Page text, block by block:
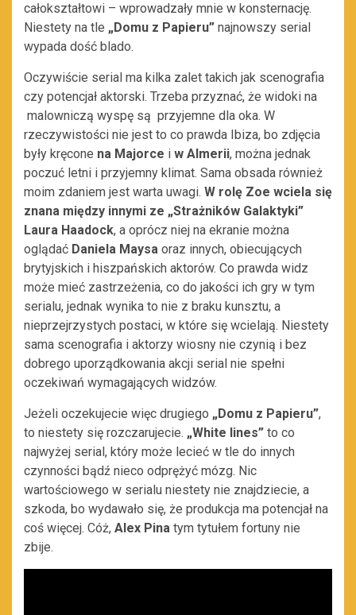
całokształtowi – wprowadzały mnie w konsternację.
Niestety na tle „Domu z Papieru” najnowszy serial
wypada dość blado.
Oczywiście serial ma kilka zalet takich jak scenografia
czy potencjał aktorski. Trzeba przyznać, że widoki na
malowniczą wyspę są przyjemne dla oka. W
rzeczywistości nie jest to co prawda Ibiza, bo zdjęcia
były kręcone na Majorce i w Almerii, można jednak
poczuć letni i przyjemny klimat. Sama obsada również
moim zdaniem jest warta uwagi. W rolę Zoe wciela się
znana między innymi ze „Strażników Galaktyki”
Laura Haadock, a oprócz niej na ekranie można
oglądać Daniela Maysa oraz innych, obiecujących
brytyjskich i hiszpańskich aktorów. Co prawda widz
może mieć zastrzeżenia, co do jakości ich gry w tym
serialu, jednak wynika to nie z braku kunsztu, a
nieprzejrzystych postaci, w które się wcielają. Niestety
sama scenografia i aktorzy wiosny nie czynią i bez
dobrego uporządkowania akcji serial nie spełni
oczekiwań wymagających widzów.
Jeżeli oczekujecie więc drugiego „Domu z Papieru”,
to niestety się rozczarujecie. „White lines” to co
najwyżej serial, który może lecieć w tle do innych
czynności bądź nieco odprężyć mózg. Nic
wartościowego w serialu niestety nie znajdziecie, a
szkoda, bo wydawało się, że produkcja ma potencjał na
coś więcej. Cóż, Alex Pina tym tytułem fortuny nie
zbije.